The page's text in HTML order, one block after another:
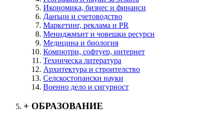
Икономика, бизнес и финанси
Данъци и счетоводство
Маркетинг, реклама и PR
Мениджмънт и човешки ресурси
Медицина и биология
Компютри, софтуер, интернет
Техническа литература
Архитектура и строителство
Селскостопански науки
Военно дело и сигурност
+ ОБРАЗОВАНИЕ